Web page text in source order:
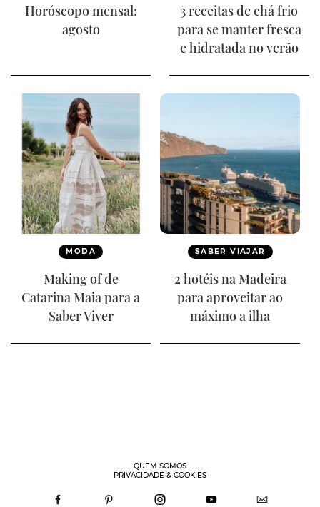
Horóscopo mensal:
agosto
3 receitas de chá frio
para se manter fresca
e hidratada no verão
MODA
Making of de
Catarina Maia para a
Saber Viver
SABER VIAJAR
2 hotéis na Madeira
para aproveitar ao
máximo a ilha
QUEM SOMOS
PRIVACIDADE & COOKIES